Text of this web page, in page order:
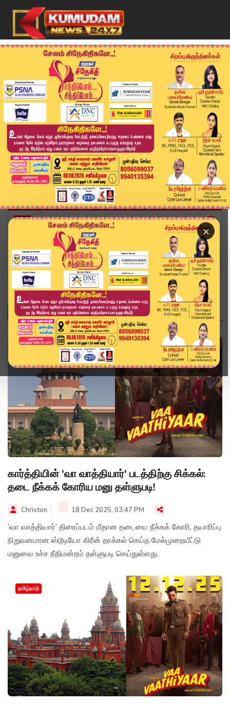
×
Home Topics
கார்த்தியின் 'வா வாத்தியார்' படத்திற்கு சிக்கல்:
தடை நீக்கக் கோரிய மனு தள்ளுபடி!
Christon 18 Dec 2025, 03:47 PM
‘வா வாத்தியார்’ திரைப்படம் மீதான தடையை நீக்கக் கோரி, தயாரிப்பு
நிறுவனமான ஸ்டூடியோ கிரீன் தாக்கல் செய்த மேல்முறையீட்டு
மனுவை உச்ச நீதிமன்றம் தள்ளுபடி செய்துள்ளது.
தமிழ்நாடு